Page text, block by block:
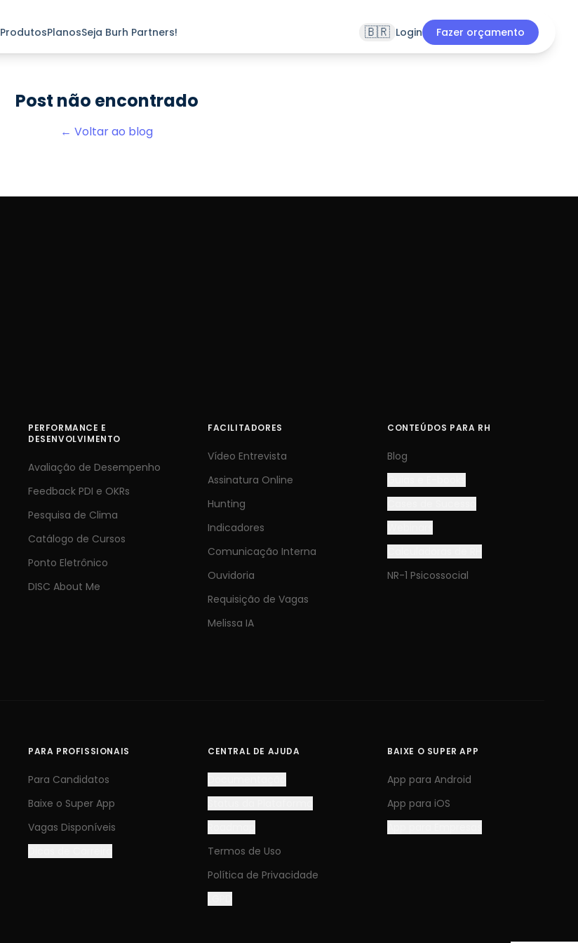
ProdutosPlanosSeja Burh Partners! 🇧🇷 Login Fazer orçamento
Post não encontrado
← Voltar ao blog
PERFORMANCE E
DESENVOLVIMENTO
Avaliação de Desempenho
Feedback PDI e OKRs
Pesquisa de Clima
Catálogo de Cursos
Ponto Eletrônico
DISC About Me
FACILITADORES
Vídeo Entrevista
Assinatura Online
Hunting
Indicadores
Comunicação Interna
Ouvidoria
Requisição de Vagas
Melissa IA
CONTEÚDOS PARA RH
Blog
NR-1 Psicossocial
PARA PROFISSIONAIS
Para Candidatos
Baixe o Super App
Vagas Disponíveis
CENTRAL DE AJUDA
Termos de Uso
Política de Privacidade
BAIXE O SUPER APP
App para Android
App para iOS